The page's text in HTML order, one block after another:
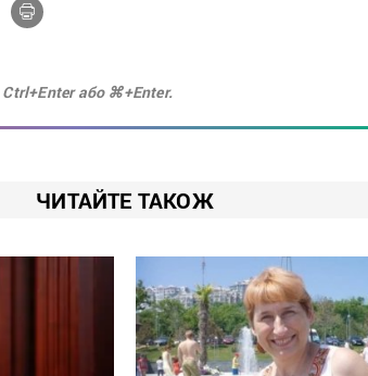
Ctrl+Enter або ⌘+Enter.
ЧИТАЙТЕ ТАКОЖ